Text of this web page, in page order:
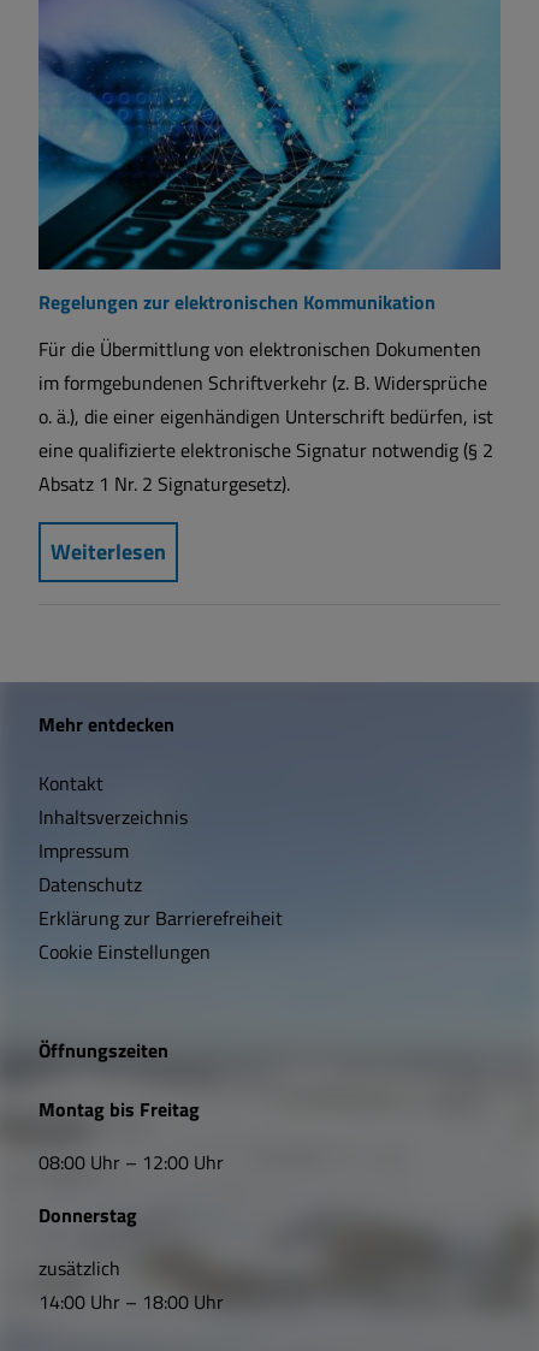
Regelungen zur elektronischen Kommunikation
Für die Übermittlung von elektronischen Dokumenten
im formgebundenen Schriftverkehr (z. B. Widersprüche
o. ä.), die einer eigenhändigen Unterschrift bedürfen, ist
eine qualifizierte elektronische Signatur notwendig (§ 2
Absatz 1 Nr. 2 Signaturgesetz).
Weiterlesen
W
c
h
t
i
e
L
n
k
s
Mehr entdecken
Kontakt
Inhaltsverzeichnis
Impressum
Datenschutz
Erklärung zur Barrierefreiheit
Cookie Einstellungen
Öffnungszeiten
Montag bis Freitag
08:00 Uhr – 12:00 Uhr
Donnerstag
zusätzlich
14:00 Uhr – 18:00 Uhr